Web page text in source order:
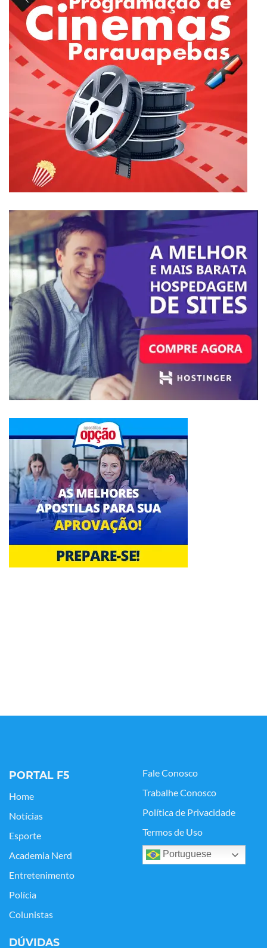
PORTAL F5
Home
Notícias
Esporte
Academia Nerd
Entretenimento
Polícia
Colunistas
Fale Conosco
Trabalhe Conosco
Política de Privacidade
Termos de Uso
Portuguese
DÚVIDAS